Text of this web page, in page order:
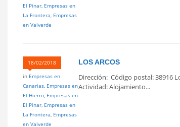
El Pinar, Empresas en
La Frontera, Empresas
en Valverde
18/02/2018
in Empresas en
Canarias, Empresas en
El Hierro, Empresas en
El Pinar, Empresas en
La Frontera, Empresas
en Valverde
LOS ARCOS
Dirección: Código postal: 38916
Actividad: Alojamiento...